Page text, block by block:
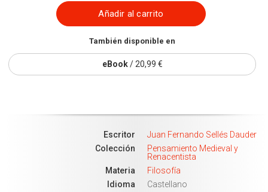
Añadir al carrito
También disponible en
eBook/ 20,99 €
Escritor
Juan Fernando Sellés Dauder
Colección
Pensamiento Medieval y
Renacentista
Materia
Filosofía
Idioma
Castellano